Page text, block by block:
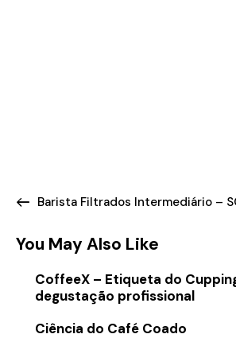
Barista Filtrados Intermediário –
You May Also Like
CoffeeX – Etiqueta do
degustação profissional
Ciência do Café Coado